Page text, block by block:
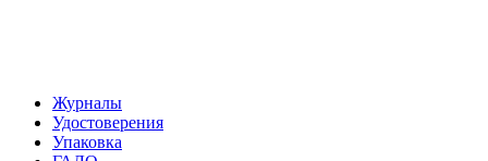
Журналы
Удостоверения
Упаковка